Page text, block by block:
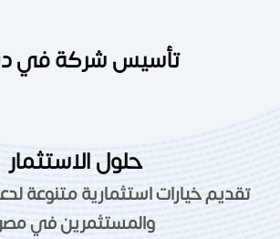
تأسيس شركة في
حلول الاستثمار
تقديم خيارات استثمارية متنوعة
والمستثمرين في